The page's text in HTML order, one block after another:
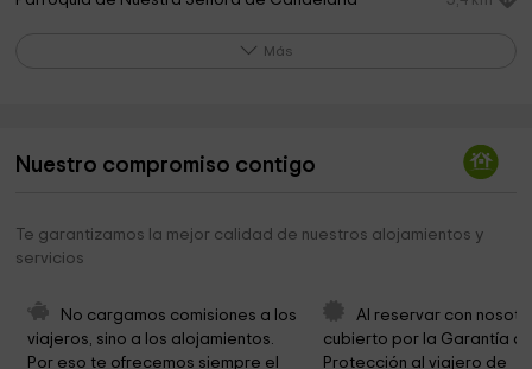
Ermita de Nuestra Señora de Candelaria
Ventejís 5,6 km
Lagarto Gigante de El Hierro
el ecomuseo frontera 6,1 km
Más
Nuestro compromiso contigo
Te garantizamos la mejor calidad de nuestros alojamientos y
servicios
No cargamos comisiones a los
viajeros, sino a los alojamientos.
Por eso te ofrecemos siempre el
Al reservar con
cubierto por la Garantía
Protección al viajero de